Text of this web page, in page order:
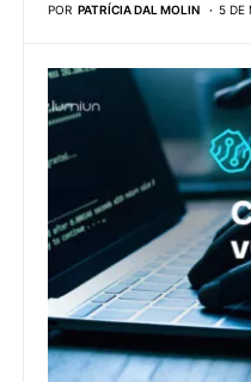
POR PATRÍCIA DAL MOLIN 5 DE